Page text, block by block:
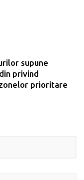
supune
privind
prioritare